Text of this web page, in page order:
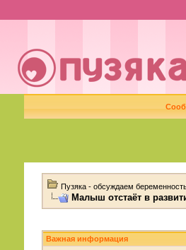
Пузяка - обсуждаем
Малыш отстаёт в
Важная информация